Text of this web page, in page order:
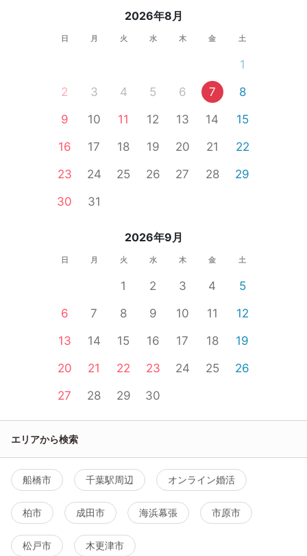
2026年8月
日 月 火 水 木 金 土
1
2
3 4 5 6 7
8
9
10 11 12 13 14
15
16
17 18 19 20 21
22
23
24 25 26 27 28
29
30
31
2026年9月
日 月 火 水 木 金 土
1 2 3 4
5
6
7 8 9 10 11
12
13
14 15 16 17 18
19
20
21 22 23 24 25
26
27
28 29 30
エリアから検索
船橋市 千葉駅周辺 オンライン婚活
柏市 成田市 海浜幕張 市原市
松戸市 木更津市